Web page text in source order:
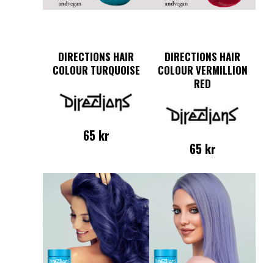
DIRECTIONS HAIR
COLOUR TURQUOISE
65 kr
DIRECTIONS HAIR
COLOUR VERMILLION
RED
65 kr